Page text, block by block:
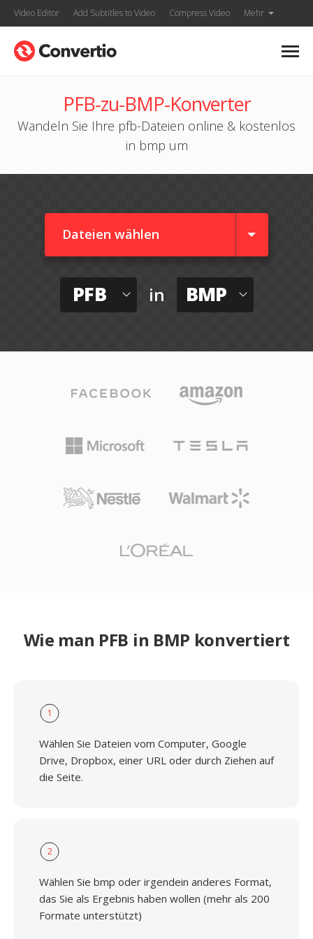
Video Editor Add Subtitles to Video Compress Video Mehr
PFB-zu-BMP-Konverter
Wandeln Sie Ihre pfb-Dateien online & kostenlos
in bmp um
Dateien wählen
PFB in BMP
Wie man PFB in BMP konvertiert
1
Wählen Sie Dateien vom Computer, Google
Drive, Dropbox, einer URL oder durch Ziehen auf
die Seite.
2
Wählen Sie bmp oder irgendein anderes Format,
das Sie als Ergebnis haben wollen (mehr als 200
Formate unterstützt)